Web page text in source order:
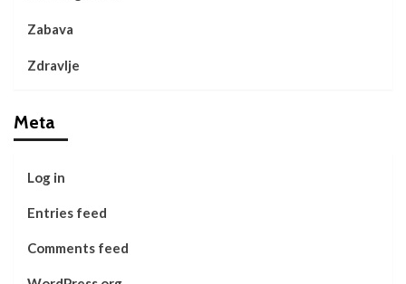
Zabava
Zdravlje
Meta
Log in
Entries feed
Comments feed